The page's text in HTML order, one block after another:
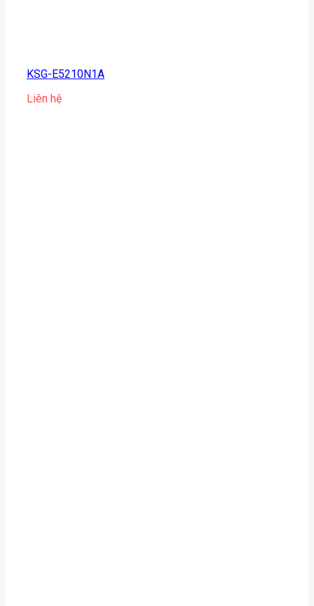
KSG-E5210N1A
Liên hệ